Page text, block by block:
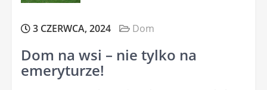
3 CZERWCA, 2024 Dom
Dom na wsi – nie tylko na
emeryturze!